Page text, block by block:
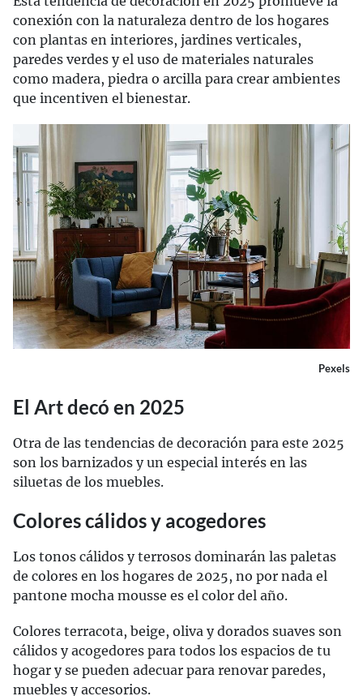
conexión con la naturaleza dentro de los hogares
con plantas en interiores, jardines verticales,
paredes verdes y el uso de materiales naturales
como madera, piedra o arcilla para crear ambientes
que incentiven el bienestar.
Pexels
El Art decó en 2025
Otra de las tendencias de decoración para este 2025
son los barnizados y un especial interés en las
siluetas de los muebles.
Colores cálidos y acogedores
Los tonos cálidos y terrosos dominarán las paletas
de colores en los hogares de 2025, no por nada el
pantone mocha mousse es el color del año.
Colores terracota, beige, oliva y dorados suaves son
cálidos y acogedores para todos los espacios de tu
hogar y se pueden adecuar para renovar paredes,
muebles y accesorios.